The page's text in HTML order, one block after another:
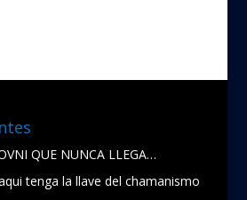
QUE NUNCA LLEGA…
tenga la llave del chamanismo